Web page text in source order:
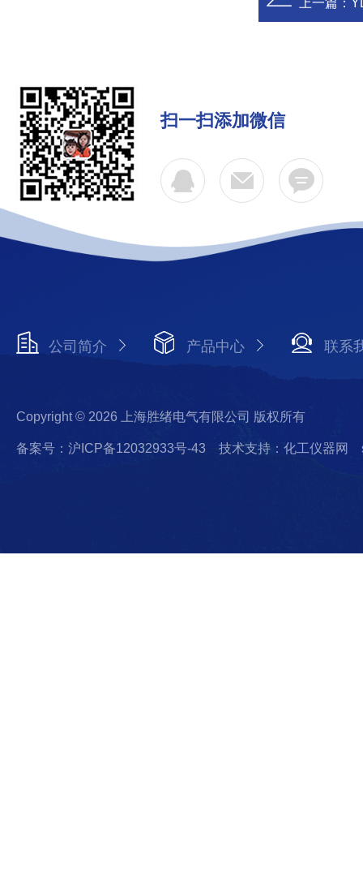
上一篇：
扫一扫添加微信
公司简介 产品中心 联系
Copyright © 2026 上海胜绪电气有限公司 版权所有
备案号：沪ICP备12032933号-43 技术支持：化工仪器网